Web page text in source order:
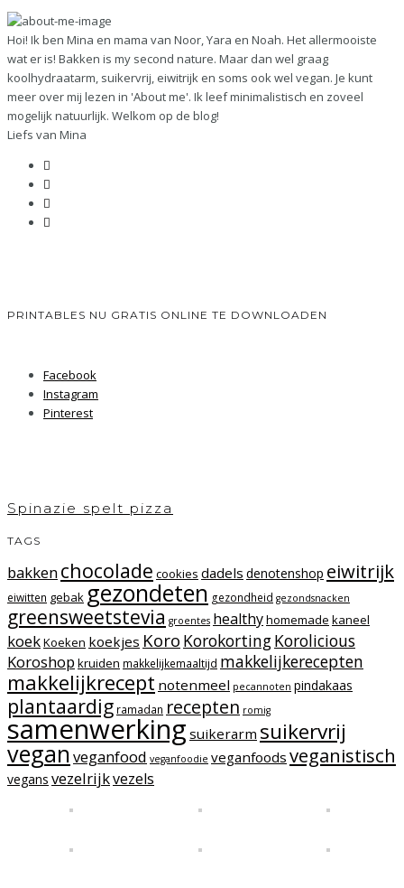
Hoi! Ik ben Mina en mama van Noor, Yara en Noah. Het allermooiste
wat er is! Bakken is my second nature. Maar dan wel graag
koolhydraatarm, suikervrij, eiwitrijk en soms ook wel vegan. Je kunt
meer over mij lezen in 'About me'. Ik leef minimalistisch en zoveel
mogelijk natuurlijk. Welkom op de blog!
Liefs van Mina
PRINTABLES NU GRATIS ONLINE TE DOWNLOADEN
Facebook
Instagram
Pinterest
Spinazie spelt pizza
TAGS
bakkenchocolade cookies dadels denotenshop eiwitrijk
eiwitten gebakgezondeten gezondheid gezondsnacken
greensweetstevia groentes healthyhomemade kaneel
koekKoeken koekjes Koro KorokortingKorolicious
Koroshop kruiden makkelijkemaaltijd makkelijkerecepten
makkelijkrecept notenmeel pecannoten pindakaas
plantaardig ramadan recepten romig
samenwerking suikerarm suikervrij
veganveganfood veganfoodie veganfoods veganistisch
vegans vezelrijkvezels